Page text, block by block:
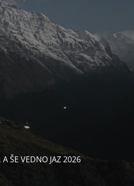
ŠE VEDNO JAZ 2026